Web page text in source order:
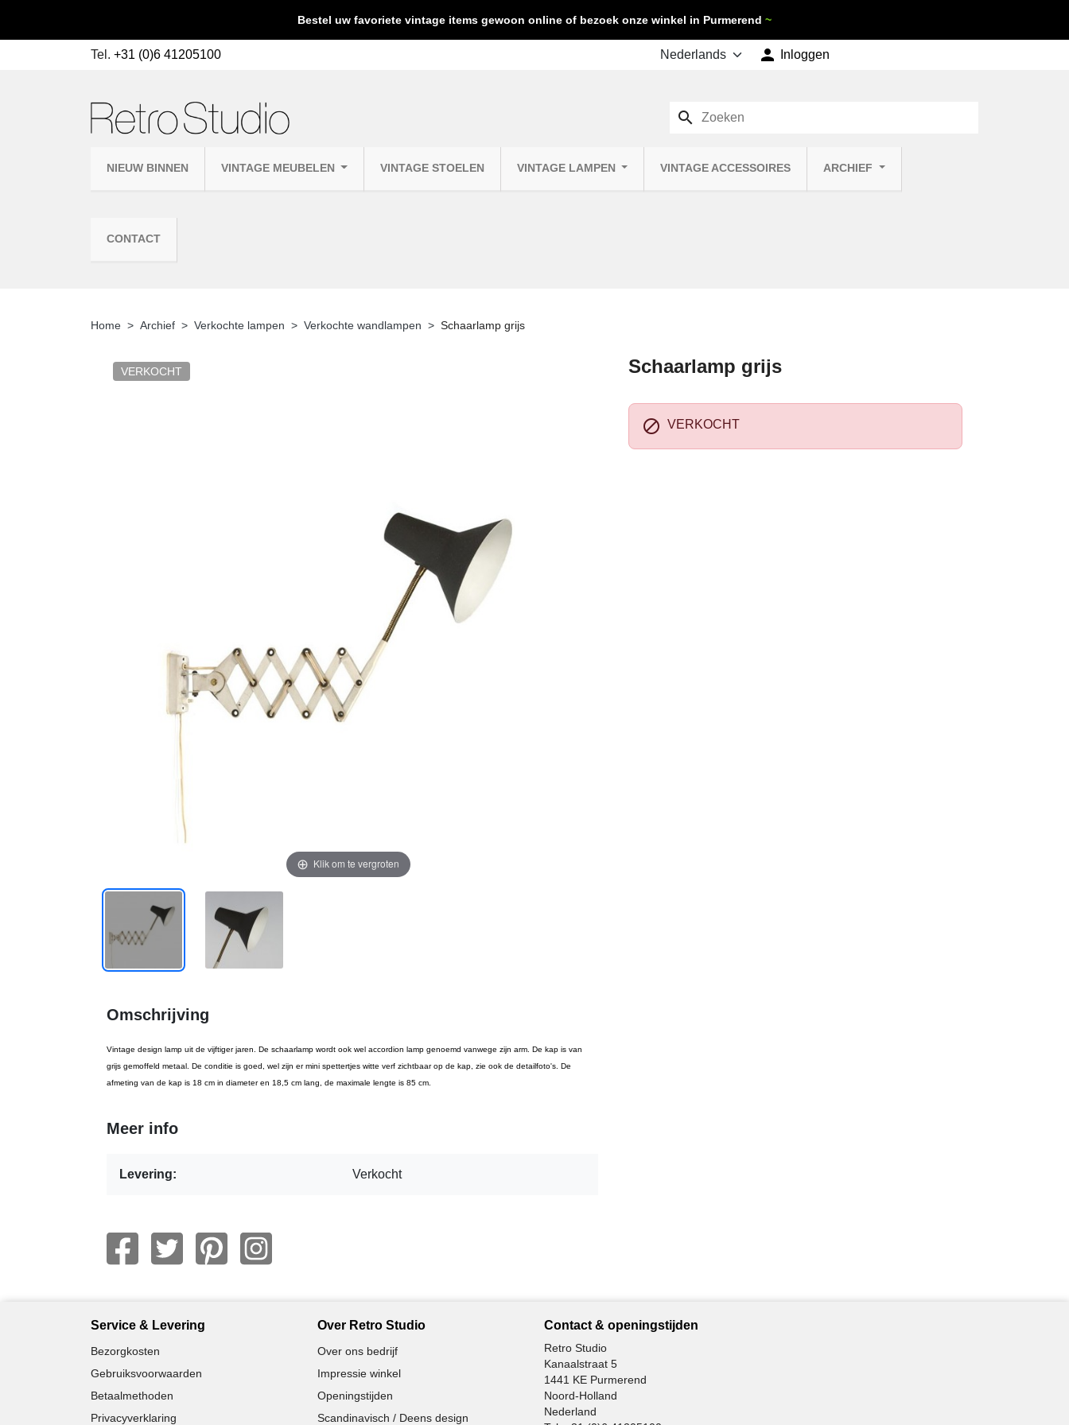
Bestel uw favoriete vintage items gewoon online of bezoek onze winkel in Purmerend ~
Tel. +31 (0)6 41205100  Inloggen
NIEUW BINNEN VINTAGE MEUBELEN VINTAGE STOELEN VINTAGE LAMPEN VINTAGE ACCESSOIRES ARCHIEF
CONTACT
search
Home Archief Verkochte lampen Verkochte wandlampen Schaarlamp grijs
VERKOCHT
Klik om te vergroten
Schaarlamp grijs
 VERKOCHT
Omschrijving
Vintage design lamp uit de vijftiger jaren. De schaarlamp wordt ook wel accordion lamp genoemd vanwege zijn arm. De kap is van
grijs gemoffeld metaal. De conditie is goed, wel zijn er mini spettertjes witte verf zichtbaar op de kap, zie ook de detailfoto's. De
afmeting van de kap is 18 cm in diameter en 18,5 cm lang, de maximale lengte is 85 cm.
Meer info
Levering: Verkocht
Service & Levering
Bezorgkosten
Gebruiksvoorwaarden
Betaalmethoden
Privacyverklaring
Over Retro Studio
Over ons bedrijf
Impressie winkel
Openingstijden
Scandinavisch / Deens design
Contact & openingstijden
Retro Studio
Kanaalstraat 5
1441 KE Purmerend
Noord-Holland
Nederland